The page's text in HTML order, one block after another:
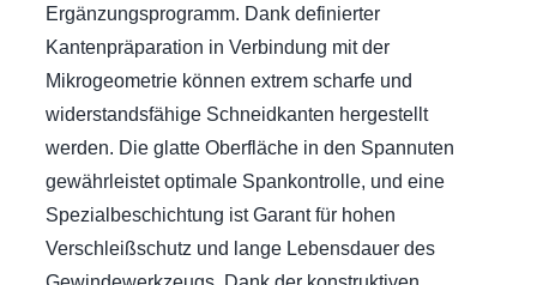
Ergänzungsprogramm. Dank definierter
Kantenpräparation in Verbindung mit der
Mikrogeometrie können extrem scharfe und
widerstandsfähige Schneidkanten hergestellt
werden. Die glatte Oberfläche in den Spannuten
gewährleistet optimale Spankontrolle, und eine
Spezialbeschichtung ist Garant für hohen
Verschleißschutz und lange Lebensdauer des